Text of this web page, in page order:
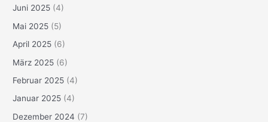
Juni 2025 (4)
Mai 2025 (5)
April 2025 (6)
März 2025 (6)
Februar 2025 (4)
Januar 2025 (4)
Dezember 2024 (7)